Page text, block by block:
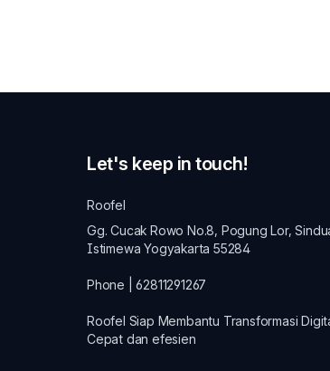
Let's keep in touch!
Roofel
Gg. Cucak Rowo No.8, Pogung Lor,
Istimewa Yogyakarta 55284
Phone | 62811291267
Roofel Siap Membantu Transformasi
Cepat dan efesien